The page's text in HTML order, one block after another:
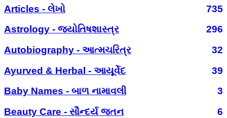
Articles - લેખો
735
Astrology - જ્યોતિષશાસ્ત્ર
296
Autobiography - આત્મચરિત્ર
32
Ayurved & Herbal - આયૂર્વેદ
39
Baby Names - બાળ નામાવલી
3
Beauty Care - સૌન્દર્ય જતન
6